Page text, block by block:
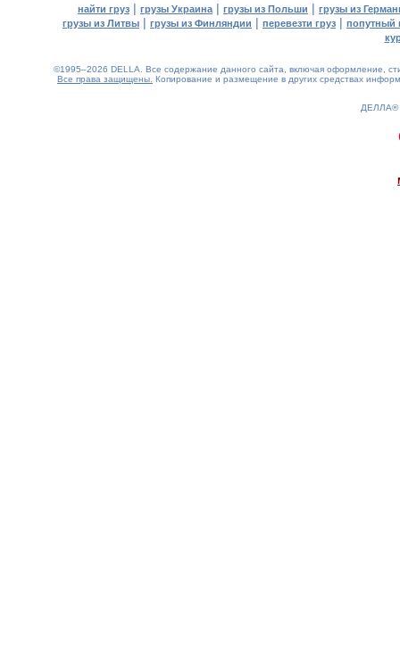
найти груз | грузы Украина | грузы из Польши | грузы из
грузы из Литвы | грузы из Финляндии | перевезти груз | попутный
©1995–2026 DELLA. Все содержание данного сайта, включая оформление,
Все права защищены. Копирование и размещение в других средствах